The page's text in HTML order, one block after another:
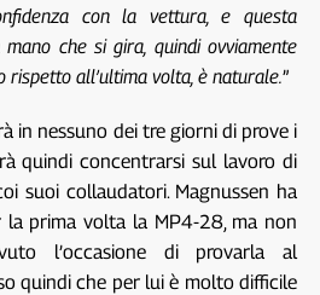
con la vettura, e questa
che si gira, quindi ovviamente
rispetto all’ultima volta, è naturale.”
in nessuno dei tre giorni di prove i
quindi concentrarsi sul lavoro di
suoi collaudatori. Magnussen ha
la prima volta la MP4-28, ma non
l’occasione di provarla al
quindi che per lui è molto difficile